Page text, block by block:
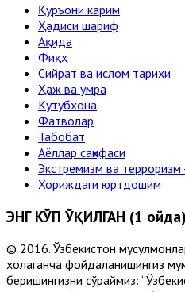
Қуръони карим
Ҳадиси шариф
Ақида
Фиқҳ
Сийрат ва ислом тарихи
Ҳаж ва умра
Кутубхона
Фатволар
Табобат
Аёллар саҳифаси
Экстремизм ва
Хориждаги юртдошим
ЭНГ КЎП ЎҚИЛГАН (1 ойда)
© 2016. Ўзбекистон
хоҳлаганча фойдаланишингиз
беришингизни сўраймиз: